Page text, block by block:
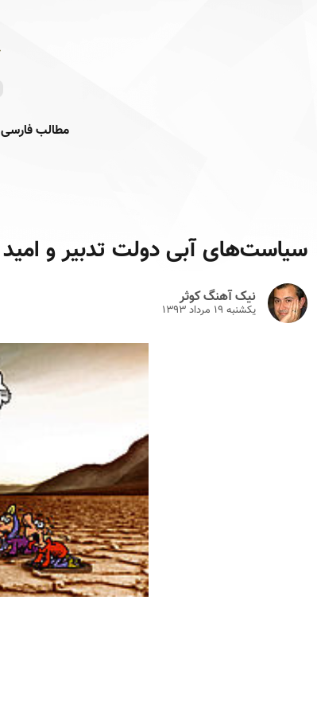
مطالب فارسی
سیاست‌های آبی دولت تدبیر و امید‎
نیک آهنگ کوثر
یکشنبه ۱۹ مرداد ۱۳۹۳